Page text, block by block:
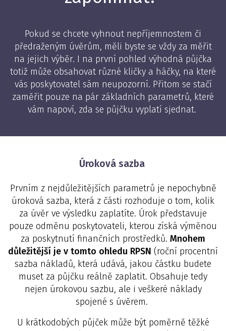
Pokud se chcete vyhnout nepříjemnostem či
předraženým úvěrům, měli byste se vždy za měřit
na jejich výběr. I na první pohled výhodná půjčka
totiž může obsahovat různé kličky a háčky, na které
vás poskytovatel sám neupozorní. Přitom se stačí
zaměřit pouze na pár základních parametrů, které
vám napoví, zda se půjčku vyplatí sjednat.
Úroková sazba
Prvním z nejdůležitějších parametrů je nepochybně
úroková sazba, která z části rozhoduje o tom, kolik
za úvěr ve výsledku zaplatíte. Úrok představuje
pouze odměnu poskytovateli, kterou získá výměnou
za poskytnutí finančních prostředků. Mnohem
důležitější je v tomto ohledu RPSN (roční procentní
sazba nákladů, která udává, jakou částku budete
muset za půjčku reálně zaplatit. Obsahuje tedy
nejen úrokovou sazbu, ale i veškeré náklady
spojené s úvěrem.
U krátkodobých půjček může být poměrně těžké